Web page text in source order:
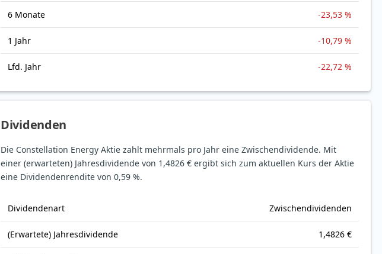
6 Monate -23,53 %
1 Jahr -10,79 %
Lfd. Jahr -22,72 %
Dividenden
Die Constellation Energy Aktie zahlt mehrmals pro Jahr eine Zwischendividende. Mit
einer (erwarteten) Jahresdividende von 1,4826 € ergibt sich zum aktuellen Kurs der Aktie
eine Dividendenrendite von 0,59 %.
Dividendenart Zwischendividenden
(Erwartete) Jahresdividende 1,4826 €